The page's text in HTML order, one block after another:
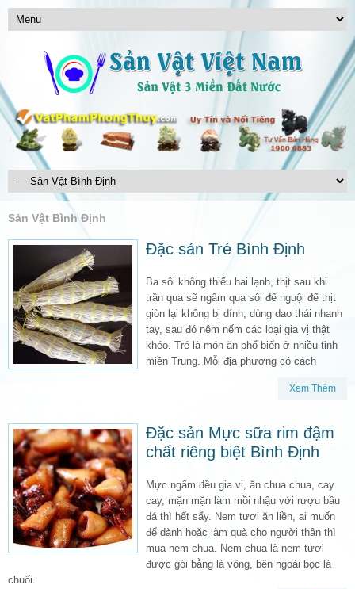
Sản Vật Bình Định
Đặc sản Tré Bình Định
Ba sôi không thiếu hai lạnh, thịt sau khi
trần qua sẽ ngâm qua sôi để nguội để thịt
giòn lại không bị dính, dùng dao thái nhanh
tay, sau đó nêm nếm các loại gia vị thật
khéo. Tré là món ăn phổ biến ở nhiều tỉnh
miền Trung. Mỗi địa phương có cách
Xem Thêm
Đặc sản Mực sữa rim đậm
chất riêng biệt Bình Định
Mực ngấm đều gia vị, ăn chua chua, cay
cay, mặn mặn làm mồi nhậu với rượu bầu
đá thì hết sẩy. Nem tươi ăn liền, ai muốn
để dành hoặc làm quà cho người thân thì
mua nem chua. Nem chua là nem tươi
được gói bằng lá vông, bên ngoài bọc lá
chuối.